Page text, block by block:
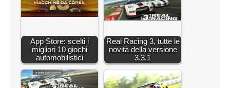
App Store: scelti i
migliori 10 giochi
automobilistici
Real Racing 3, tutte le
novità della versione
3.3.1